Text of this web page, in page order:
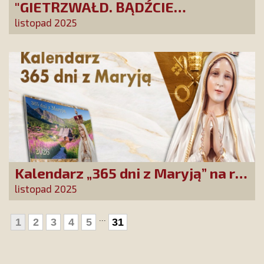
"GIETRZWAŁD. BĄDŹCIE
POLAKAMI". Wesprzyj produkcję
nowego filmu PCh24 TV
listopad 2025
Kalendarz „365 dni z Maryją” na rok
2026 już dostępny! Nowa edycja
zawiera wyjątkowy temat
przewodni
listopad 2025
1 2 3 4 5 ... 31